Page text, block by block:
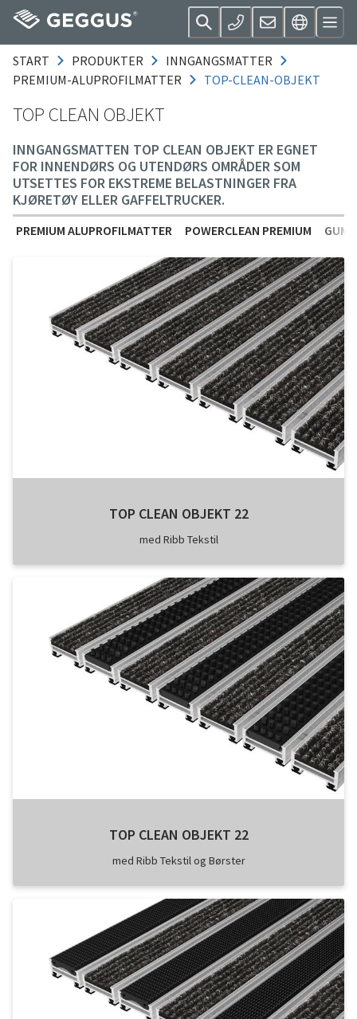
START PRODUKTER
INNGANGSMATTER
PREMIUM-ALUPROFILMATTER
TOP-CLEAN-OBJEKT
TOP CLEAN OBJEKT
INNGANGSMATTEN TOP CLEAN OBJEKT ER EGNET
FOR INNENDØRS OG UTENDØRS OMRÅDER SOM
UTSETTES FOR EKSTREME BELASTNINGER FRA
KJØRETØY ELLER GAFFELTRUCKER.
PREMIUM ALUPROFILMATTER POWERCLEAN PREMIUM
TOP CLEAN OBJEKT 22
med Ribb Tekstil
TOP CLEAN OBJEKT 22
med Ribb Tekstil og Børster